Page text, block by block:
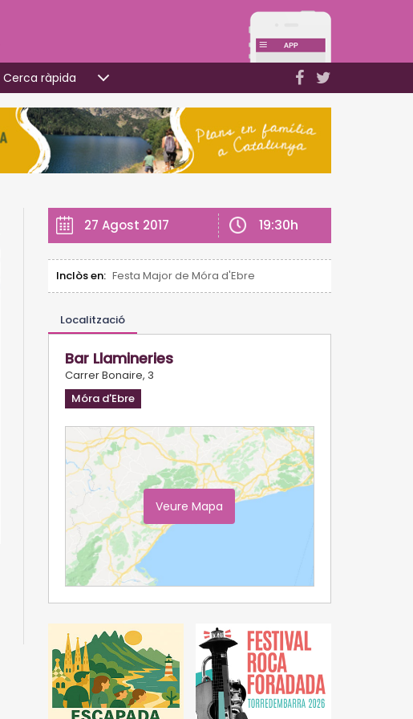
Cerca ràpida
27 Agost 2017 19:30h
Inclòs en: Festa Major de Móra d'Ebre
Localització
Bar Llamineries
Carrer Bonaire, 3
Móra d'Ebre
Veure Mapa